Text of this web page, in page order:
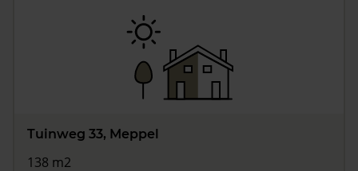
Tuinweg 33, Meppel
138 m2